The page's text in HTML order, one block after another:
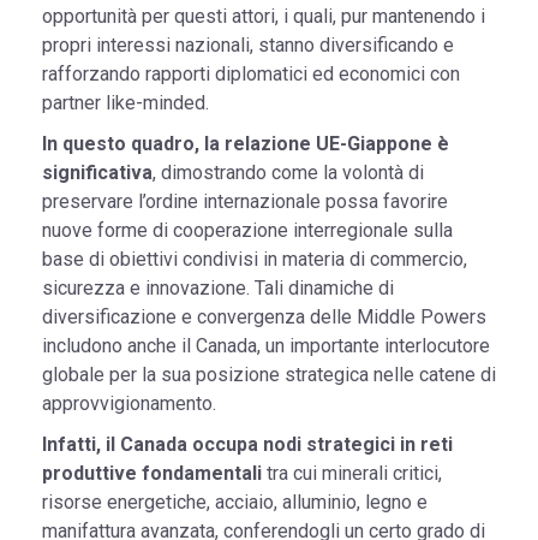
opportunità per questi attori, i quali, pur mantenendo i
propri interessi nazionali, stanno diversificando e
rafforzando rapporti diplomatici ed economici con
partner like-minded.
In questo quadro, la relazione UE-Giappone è
significativa, dimostrando come la volontà di
preservare l’ordine internazionale possa favorire
nuove forme di cooperazione interregionale sulla
base di obiettivi condivisi in materia di commercio,
sicurezza e innovazione. Tali dinamiche di
diversificazione e convergenza delle Middle Powers
includono anche il Canada, un importante interlocutore
globale per la sua posizione strategica nelle catene di
approvvigionamento.
Infatti, il Canada occupa nodi strategici in reti
produttive fondamentali tra cui minerali critici,
risorse energetiche, acciaio, alluminio, legno e
manifattura avanzata, conferendogli un certo grado di